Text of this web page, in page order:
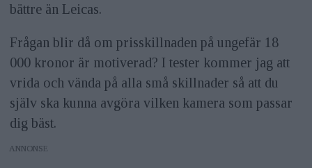
bättre än Leicas.
Frågan blir då om prisskillnaden på ungefär 18
000 kronor är motiverad? I tester kommer jag att
vrida och vända på alla små skillnader så att du
själv ska kunna avgöra vilken kamera som passar
dig bäst.
ANNONS